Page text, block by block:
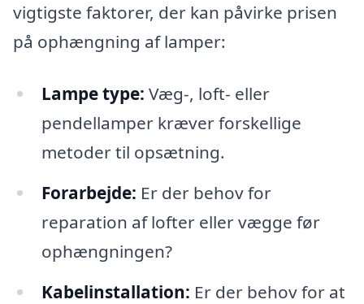
vigtigste faktorer, der kan påvirke prisen
på ophængning af lamper:
Lampe type: Væg-, loft- eller
pendellamper kræver forskellige
metoder til opsætning.
Forarbejde: Er der behov for
reparation af lofter eller vægge før
ophængningen?
Kabelinstallation: Er der behov for at